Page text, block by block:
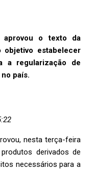
aprovou o texto da
objetivo estabelecer
a regularização de
país.
nesta terça-feira
derivados de
necessários para a